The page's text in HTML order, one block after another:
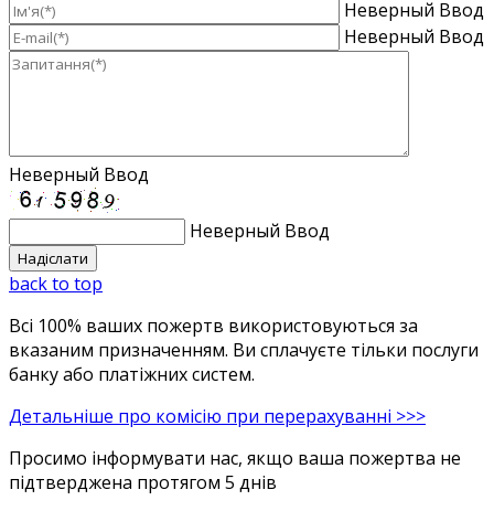
Неверный Ввод
Неверный Ввод
Неверный Ввод
Неверный Ввод
back to top
Всі 100% ваших пожертв використовуються за
вказаним призначенням. Ви сплачуєте тільки послуги
банку або платіжних систем.
Детальніше про комісію при перерахуванні >>>
Просимо інформувати нас, якщо ваша пожертва не
підтверджена протягом 5 днів